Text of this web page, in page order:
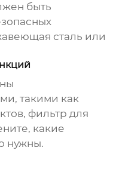
быть
сталь или
такими как
фильтр для
какие
нужны.